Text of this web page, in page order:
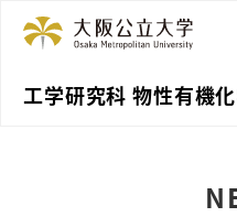
工学研究科 物性有機